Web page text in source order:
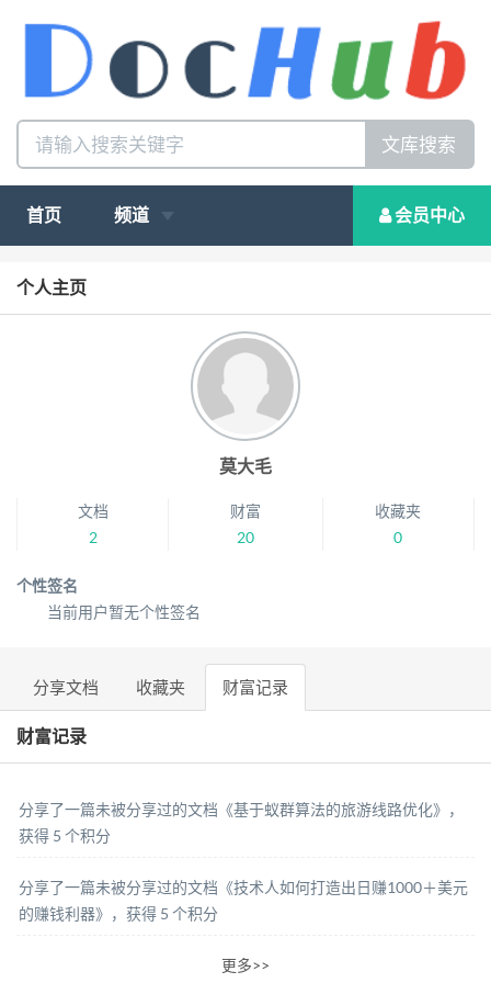
文库搜索
首页 频道 会员中心
个人主页
莫大毛
文档
2
财富
20
收藏夹
0
个性签名
当前用户暂无个性签名
分享文档 收藏夹 财富记录
财富记录
分享了一篇未被分享过的文档《基于蚁群算法的旅游线路优化》，
获得 5 个积分
分享了一篇未被分享过的文档《技术人如何打造出日赚1000＋美元
的赚钱利器》，获得 5 个积分
更多>>